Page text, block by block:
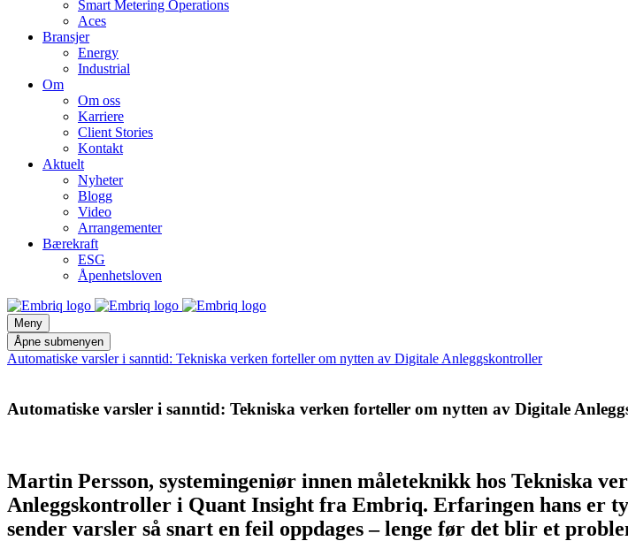
Smart Metering Operations
Aces
Bransjer
Energy
Industrial
Om
Om oss
Karriere
Client Stories
Kontakt
Aktuelt
Nyheter
Blogg
Video
Arrangementer
Bærekraft
ESG
Åpenhetsloven
Meny
Åpne submenyen
Automatiske varsler i sanntid: Tekniska verken forteller om nytten av Digitale Anleggskontroller
Automatiske varsler i sanntid: Tekniska verken forteller om nytten av Digitale
Martin Persson, systemingeniør innen måleteknikk hos Tekniska
Anleggskontroller i Quant Insight fra Embriq. Erfaringen hans er
sender varsler så snart en feil oppdages – lenge før det blir et